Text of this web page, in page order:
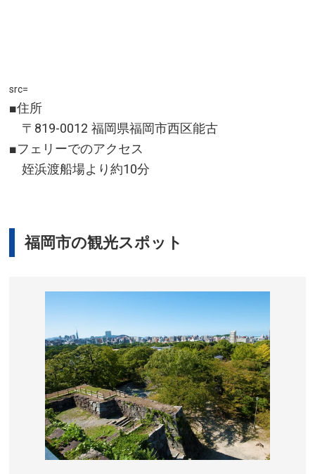
src=
■住所
〒819-0012 福岡県福岡市西区能古
■フェリーでのアクセス
姪浜渡船場より約10分
福岡市の観光スポット